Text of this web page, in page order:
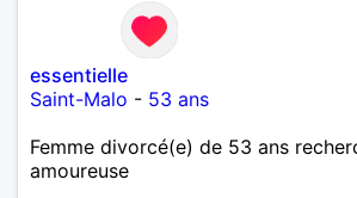
essentielle
Saint-Malo - 53 ans
Femme divorcé(e) de 53 ans
amoureuse